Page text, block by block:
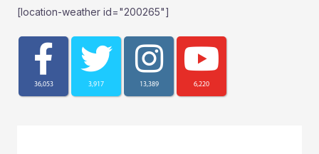
[location-weather id="200265"]
36,053 3,917 13,389 6,220